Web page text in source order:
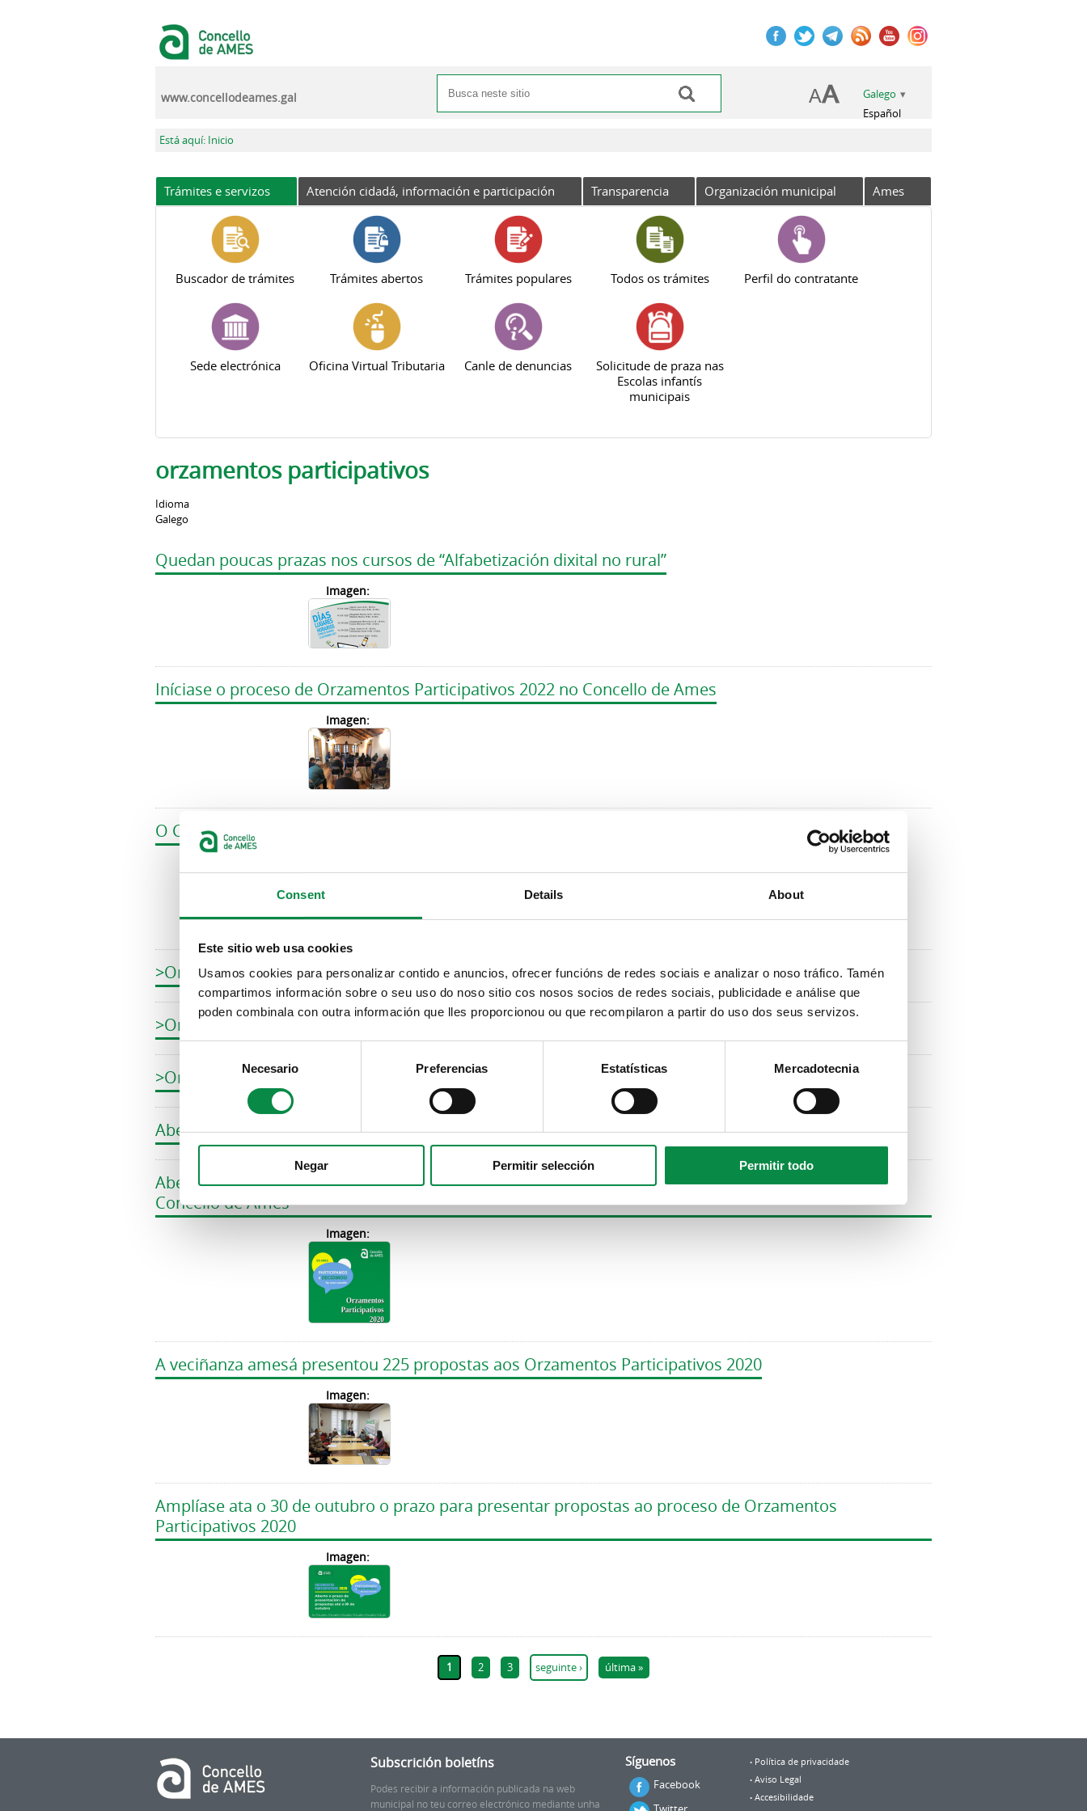
Consent Details About
Este sitio web usa cookies
Usamos cookies para personalizar contido e anuncios, ofrecer funcións de redes sociais e analizar o noso tráfico. Tamén
compartimos información sobre o seu uso do noso sitio cos nosos socios de redes sociais, publicidade e análise que
poden combinala con outra información que lles proporcionou ou que recompilaron a partir do uso dos seus servizos.
Necesario Preferencias Estatísticas Mercadotecnia
Negar Permitir selección Permitir todo
Formulario de busca
Buscar
Galego
Español
www.concellodeames.gal
Vostede está aquí
Está aquí: Inicio
Trámites e servizos Atención cidadá, información e participación Transparencia Organización municipal Ames
Buscador de trámites Trámites abertos Trámites populares Todos os trámites Perfil do contratante
Sede electrónica Oficina Virtual Tributaria Canle de denuncias
Solicitude de praza nas
Escolas infantís
municipais
orzamentos participativos
Idioma
Galego
Quedan poucas prazas nos cursos de “Alfabetización dixital no rural”
Imagen:
Iníciase o proceso de Orzamentos Participativos 2022 no Concello de Ames
Imagen:
O Concello de Ames publica os resultados do proceso de Orzamentos Participativos 2020
>Orzamentos participativos. Votación presencial en Bugallido
>Orzamentos participativos. Votación presencial en Ortoño
>Orzamentos participativos. Votación presencial en Biduído
Aberto ata o 13 de decembro o prazo para VOTAR nos Orzamentos Participativos Ames 2020
Aberto ata o vindeiro 13 de decembro o proceso de votación dos Orzamentos Participativos 2020 do
Concello de Ames
Imagen:
A veciñanza amesá presentou 225 propostas aos Orzamentos Participativos 2020
Imagen:
Amplíase ata o 30 de outubro o prazo para presentar propostas ao proceso de Orzamentos
Participativos 2020
Imagen:
1 2 3 seguinte › última »
Subscrición boletíns
Podes recibir a información publicada na web
municipal no teu correo electrónico mediante unha
Síguenos
Facebook
Política de privacidade
Aviso Legal
Accesibilidade